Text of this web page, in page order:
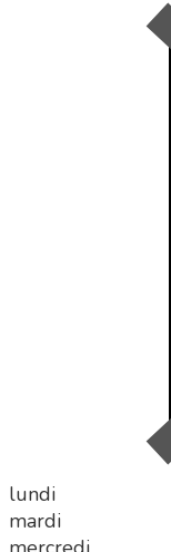
lundi
mardi